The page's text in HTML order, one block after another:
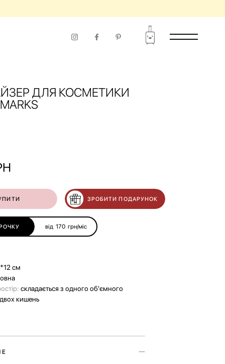
ДЛЯ КОСМЕТИКИ
ЗРОБИТИ ПОДАРУНОК
від 170 грн/міс
см
складається з одного об'ємного
двох кишень